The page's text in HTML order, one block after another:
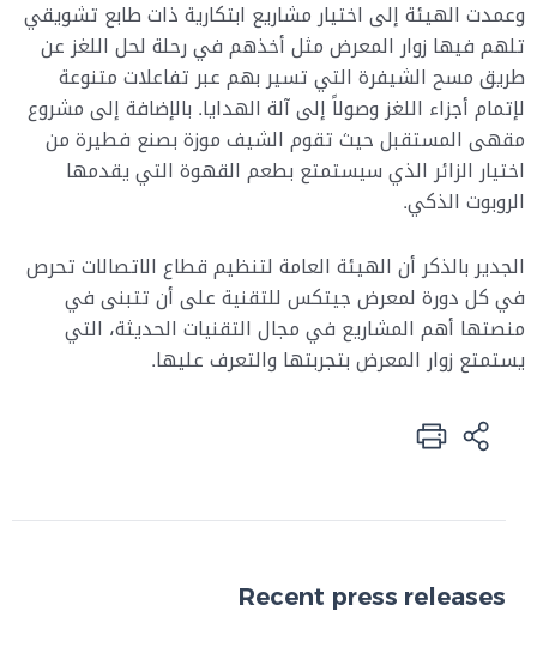
وعمدت الهيئة إلى اختيار مشاريع ابتكارية ذات طابع تشويقي
تلهم فيها زوار المعرض مثل أخذهم في رحلة لحل اللغز عن
طريق مسح الشيفرة التي تسير بهم عبر تفاعلات متنوعة
لإتمام أجزاء اللغز وصولاً إلى آلة الهدايا. بالإضافة إلى مشروع
مقهى المستقبل حيث تقوم الشيف موزة بصنع فطيرة من
اختيار الزائر الذي سيستمتع بطعم القهوة التي يقدمها
الروبوت الذكي.
الجدير بالذكر أن الهيئة العامة لتنظيم قطاع الاتصالات تحرص
في كل دورة لمعرض جيتكس للتقنية على أن تتبنى في
منصتها أهم المشاريع في مجال التقنيات الحديثة، التي
يستمتع زوار المعرض بتجربتها والتعرف عليها.
Recent press releases